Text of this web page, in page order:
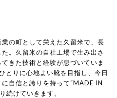
の町として栄えた久留米で、長
。久留米の自社工場で生み出さ
きた技術と経験が息づいていま
とりに心地よい靴を目指し、今日
自信と誇りを持って“MADE IN
続けていきます。